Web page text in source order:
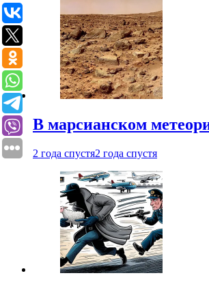
В марсианском
2 года спустя2 года спустя